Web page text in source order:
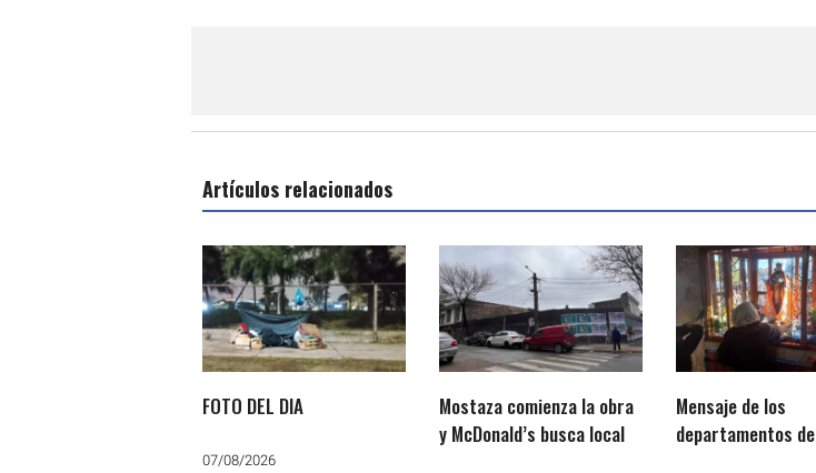
Artículos relacionados
FOTO DEL DIA
07/08/2026
Mostaza comienza la obra
y McDonald’s busca local
Mensaje de los
departamentos de